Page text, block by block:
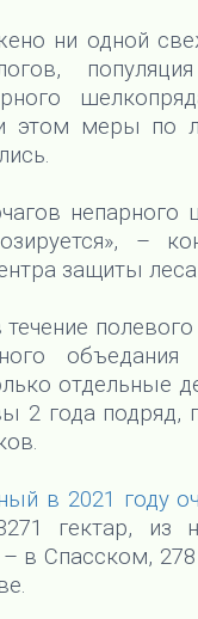
ни одной
этом меры по
–
защиты
полевого
отдельные
2 года подряд,
в 2021 году
гектар,
– в Спасском,